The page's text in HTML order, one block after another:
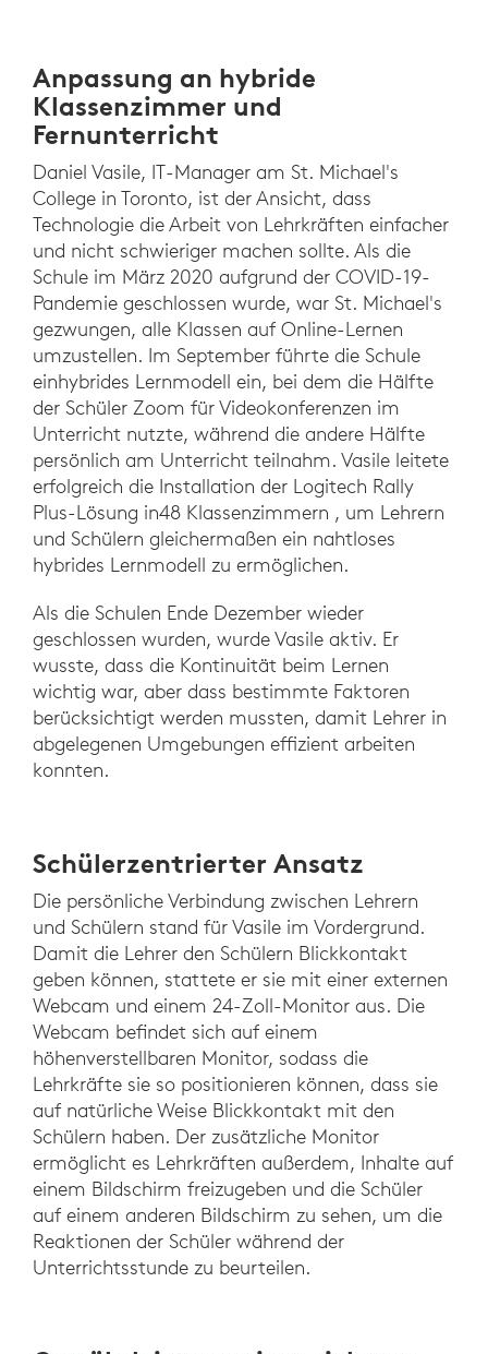
Anpassung an hybride
Klassenzimmer und
Fernunterricht
Daniel Vasile, IT-Manager am St. Michael's
College in Toronto, ist der Ansicht, dass
Technologie die Arbeit von Lehrkräften einfacher
und nicht schwieriger machen sollte. Als die
Schule im März 2020 aufgrund der COVID-19-
Pandemie geschlossen wurde, war St. Michael's
gezwungen, alle Klassen auf Online-Lernen
umzustellen. Im September führte die Schule
einhybrides Lernmodell ein, bei dem die Hälfte
der Schüler Zoom für Videokonferenzen im
Unterricht nutzte, während die andere Hälfte
persönlich am Unterricht teilnahm. Vasile leitete
erfolgreich die Installation der Logitech Rally
Plus-Lösung in48 Klassenzimmern , um Lehrern
und Schülern gleichermaßen ein nahtloses
hybrides Lernmodell zu ermöglichen.
Als die Schulen Ende Dezember wieder
geschlossen wurden, wurde Vasile aktiv. Er
wusste, dass die Kontinuität beim Lernen
wichtig war, aber dass bestimmte Faktoren
berücksichtigt werden mussten, damit Lehrer in
abgelegenen Umgebungen effizient arbeiten
konnten.
Schülerzentrierter Ansatz
Die persönliche Verbindung zwischen Lehrern
und Schülern stand für Vasile im Vordergrund.
Damit die Lehrer den Schülern Blickkontakt
geben können, stattete er sie mit einer externen
Webcam und einem 24-Zoll-Monitor aus. Die
Webcam befindet sich auf einem
höhenverstellbaren Monitor, sodass die
Lehrkräfte sie so positionieren können, dass sie
auf natürliche Weise Blickkontakt mit den
Schülern haben. Der zusätzliche Monitor
ermöglicht es Lehrkräften außerdem, Inhalte auf
einem Bildschirm freizugeben und die Schüler
auf einem anderen Bildschirm zu sehen, um die
Reaktionen der Schüler während der
Unterrichtsstunde zu beurteilen.